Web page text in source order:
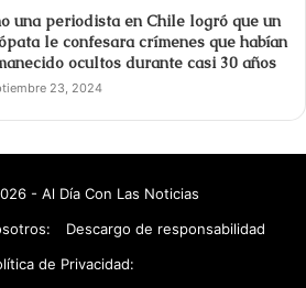
una periodista en Chile logró que un
le confesara crímenes que habían
ocultos durante casi 30 años
23, 2024
- Al Día Con Las Noticias
Descargo de responsabilidad
de Privacidad: